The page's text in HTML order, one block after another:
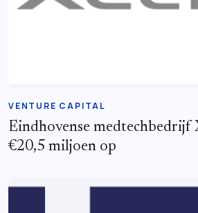
VENTURE CAPITAL
Eindhovense medtechbedrijf
€20,5 miljoen op